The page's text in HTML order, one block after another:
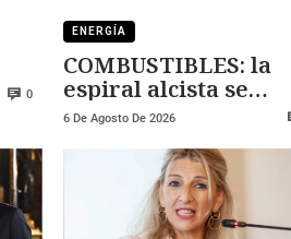
0
ENERGÍA
COMBUSTIBLES: la
espiral alcista se
mantiene
6 De Agosto De 2026